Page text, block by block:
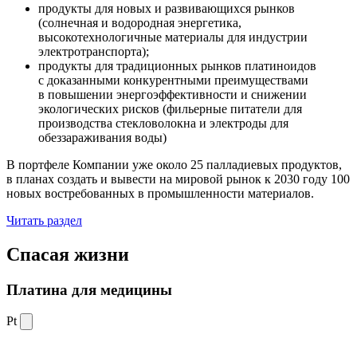
продукты для новых и развивающихся рынков
(солнечная и водородная энергетика,
высокотехнологичные материалы для индустрии
электротранспорта);
продукты для традиционных рынков платиноидов
с доказанными конкурентными преимуществами
в повышении энергоэффективности и снижении
экологических рисков (фильерные питатели для
производства стекловолокна и электроды для
обеззараживания воды)
В портфеле Компании уже около 25 палладиевых продуктов,
в планах создать и вывести на мировой рынок к 2030 году 100
новых востребованных в промышленности материалов.
Читать раздел
Спасая жизни
Платина для медицины
Pt